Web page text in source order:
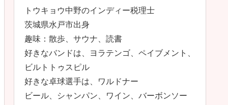
トウキョウ中野のインディー税理士
茨城県水戸市出身
趣味：散歩、サウナ、読書
好きなバンドは、ヨラテンゴ、ペイブメント、
ビルトトゥスピル
好きな卓球選手は、ワルドナー
ビール、シャンパン、ワイン、バーボンソー